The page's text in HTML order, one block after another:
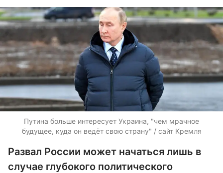
Путина больше интересует Украина, "чем мрачное
будущее, куда он ведёт свою страну" / сайт Кремля
Развал России может начаться лишь в
случае глубокого политического